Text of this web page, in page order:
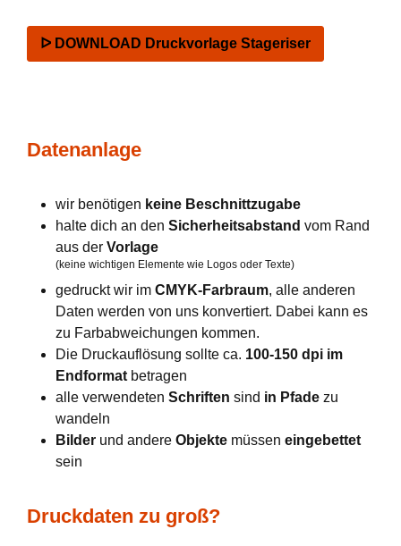
ᐅ DOWNLOAD Druckvorlage Stageriser
Datenanlage
wir benötigen keine Beschnittzugabe
halte dich an den Sicherheitsabstand vom Rand
aus der Vorlage
(keine wichtigen Elemente wie Logos oder Texte)
gedruckt wir im CMYK-Farbraum, alle anderen
Daten werden von uns konvertiert. Dabei kann es
zu Farbabweichungen kommen.
Die Druckauflösung sollte ca. 100-150 dpi im
Endformat betragen
alle verwendeten Schriften sind in Pfade zu
wandeln
Bilder und andere Objekte müssen eingebettet
sein
Druckdaten zu groß?